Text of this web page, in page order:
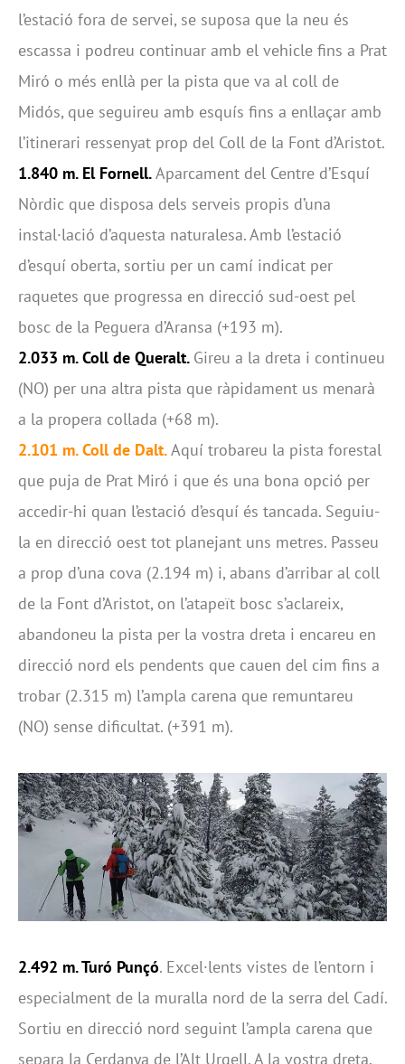
l’estació fora de servei, se suposa que la neu és
escassa i podreu continuar amb el vehicle fins a Prat
Miró o més enllà per la pista que va al coll de
Midós, que seguireu amb esquís fins a enllaçar amb
l’itinerari ressenyat prop del Coll de la Font d’Aristot.
1.840 m. El Fornell.Aparcament del Centre d’Esquí
Nòrdic que disposa dels serveis propis d’una
instal·lació d’aquesta naturalesa. Amb l’estació
d’esquí oberta, sortiu per un camí indicat per
raquetes que progressa en direcció sud-oest pel
bosc de la Peguera d’Aransa (+193 m).
2.033 m. Coll de Queralt. Gireu a la dreta i continueu
(NO) per una altra pista que ràpidament us menarà
a la propera collada (+68 m).
2.101 m. Coll de Dalt.Aquí trobareu la pista forestal
que puja de Prat Miró i que és una bona opció per
accedir-hi quan l’estació d’esquí és tancada. Seguiu-
la en direcció oest tot planejant uns metres. Passeu
a prop d’una cova (2.194 m) i, abans d’arribar al coll
de la Font d’Aristot, on l’atapeït bosc s’aclareix,
abandoneu la pista per la vostra dreta i encareu en
direcció nord els pendents que cauen del cim fins a
trobar (2.315 m) l’ampla carena que remuntareu
(NO) sense dificultat. (+391 m).
2.492 m. Turó Punçó. Excel·lents vistes de l’entorn i
especialment de la muralla nord de la serra del Cadí.
Sortiu en direcció nord seguint l’ampla carena que
separa la Cerdanya de l’Alt Urgell. A la vostra dreta,